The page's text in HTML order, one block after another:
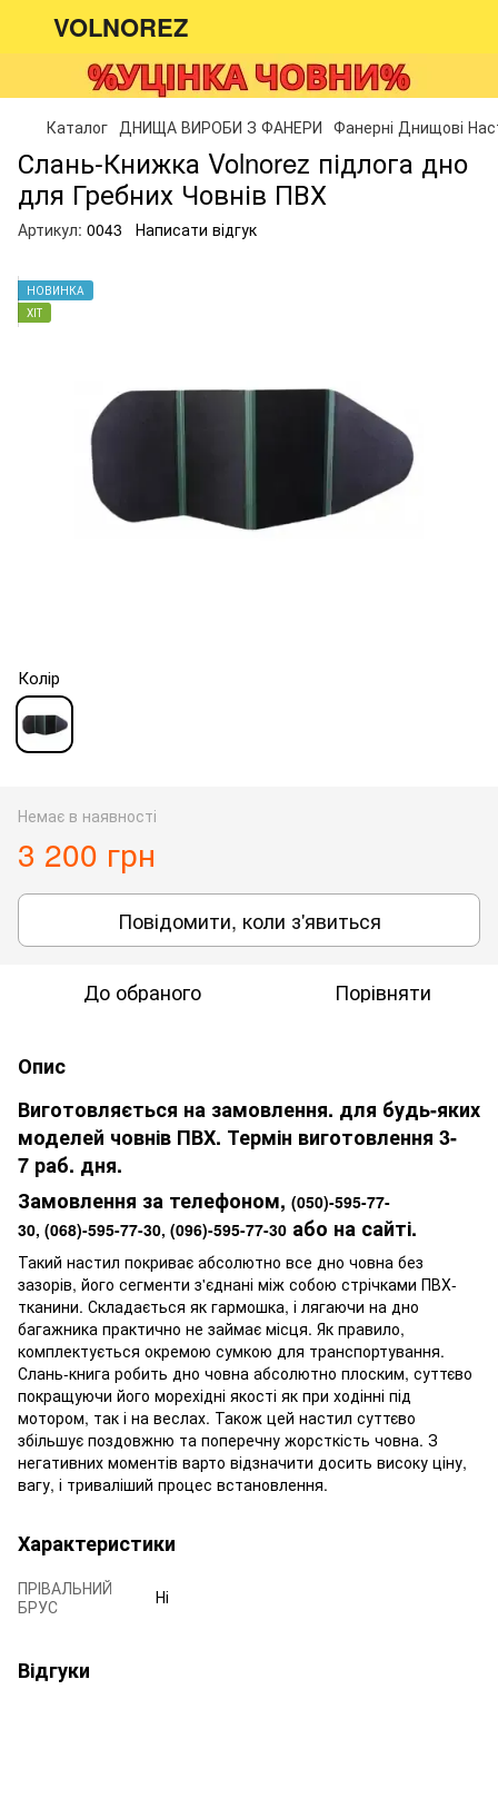
VOLNOREZ
Каталог ДНИЩА ВИРОБИ З ФАНЕРИ Фанерні Днищові
Слань-Книжка Volnorez підлога дно
для Гребних Човнів ПВХ
Артикул: 0043 Написати відгук
НОВИНКА
ХІТ
Колір
Немає в наявності
3 200 грн
Повідомити, коли з'явиться
До обраного Порівняти
Опис
Виготовляється на замовлення. для будь-яких
моделей човнів ПВХ. Термін виготовлення 3-
7 раб. дня.
Замовлення за телефоном, (050)-595-77-
30, (068)-595-77-30, (096)-595-77-30 або на сайті.
Такий настил покриває абсолютно все дно човна без
зазорів, його сегменти з'єднані між собою стрічками ПВХ-
тканини. Складається як гармошка, і лягаючи на дно
багажника практично не займає місця. Як правило,
комплектується окремою сумкою для транспортування.
Слань-книга робить дно човна абсолютно плоским, суттєво
покращуючи його морехідні якості як при ходінні під
мотором, так і на веслах. Також цей настил суттєво
збільшує поздовжню та поперечну жорсткість човна. З
негативних моментів варто відзначити досить високу ціну,
вагу, і триваліший процес встановлення.
Характеристики
ПРІВАЛЬНИЙ
БРУС
Ні
Відгуки